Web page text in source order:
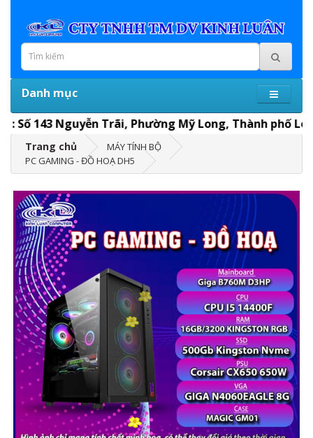
Danh mục
Nguyễn Trãi, Phường Mỹ Long, Thành phố Long
Trang chủ
MÁY TÍNH BỘ
PC GAMING - ĐỒ HOẠ DH5